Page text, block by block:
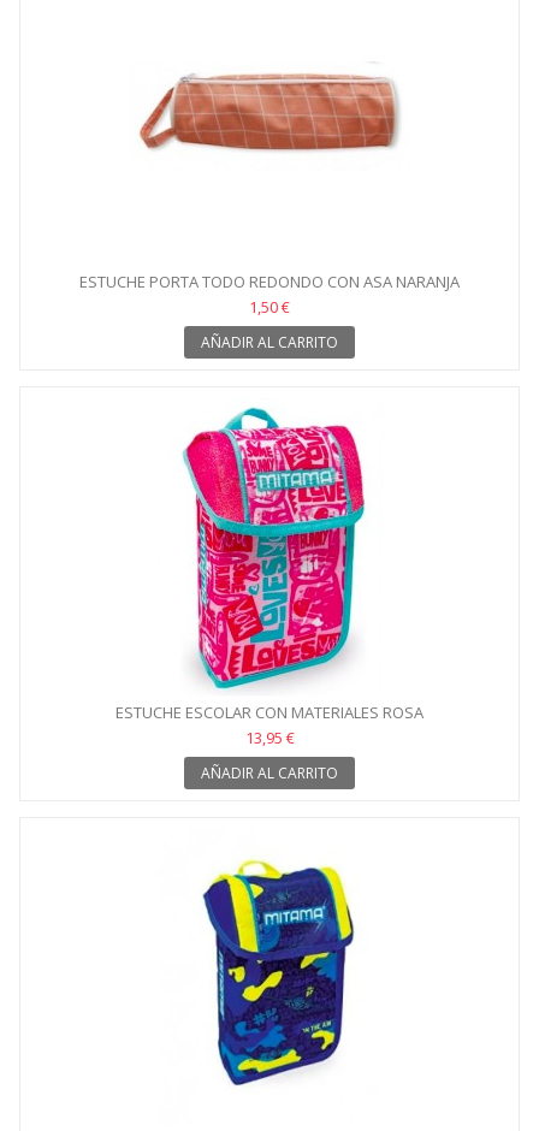
ESTUCHE PORTA TODO REDONDO CON ASA NARANJA
1,50 €
AÑADIR AL CARRITO
ESTUCHE ESCOLAR CON MATERIALES ROSA
13,95 €
AÑADIR AL CARRITO